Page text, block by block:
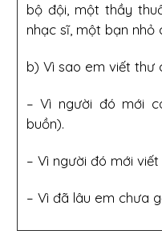
bộ đội, một thầy
nhạc sĩ, một bạn nhỏ
b) Vì sao em viết thư
– Vì người đó mới
buồn).
– Vì người đó mới
– Vì đã lâu em chưa